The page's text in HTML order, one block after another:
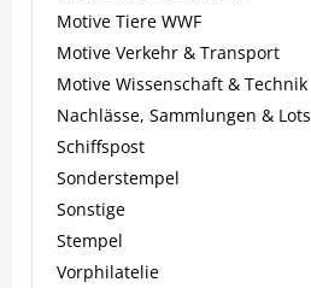
Motive Tiere WWF
Motive Verkehr & Transport
Motive Wissenschaft & Technik
Nachlässe, Sammlungen & Lots
Schiffspost
Sonderstempel
Sonstige
Stempel
Vorphilatelie